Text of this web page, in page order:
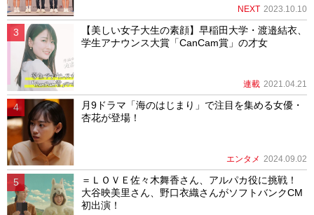
NEXT 2023.10.10
【美しい女子大生の素顔】早稲田大学・渡邉結衣、
学生アナウンス大賞「CanCam賞」の才女
連載 2021.04.21
月9ドラマ「海のはじまり」で注目を集める女優・
杏花が登場！
エンタメ 2024.09.02
＝ＬＯＶＥ佐々木舞香さん、アルパカ役に挑戦！
大谷映美里さん、野口衣織さんがソフトバンクCM
初出演！